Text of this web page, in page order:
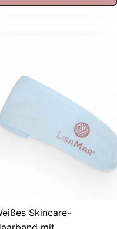
Skincare-